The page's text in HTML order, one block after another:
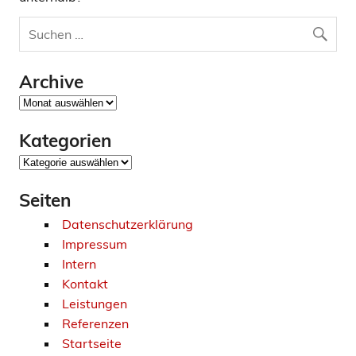
Archive
Archive
Kategorien
Kategorien
Seiten
Datenschutzerklärung
Impressum
Intern
Kontakt
Leistungen
Referenzen
Startseite